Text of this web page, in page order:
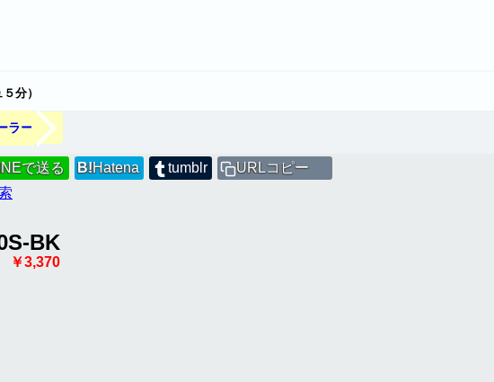
分）
ラー
で送る B!Hatena tumblr
URLコピー
BK
￥3,370